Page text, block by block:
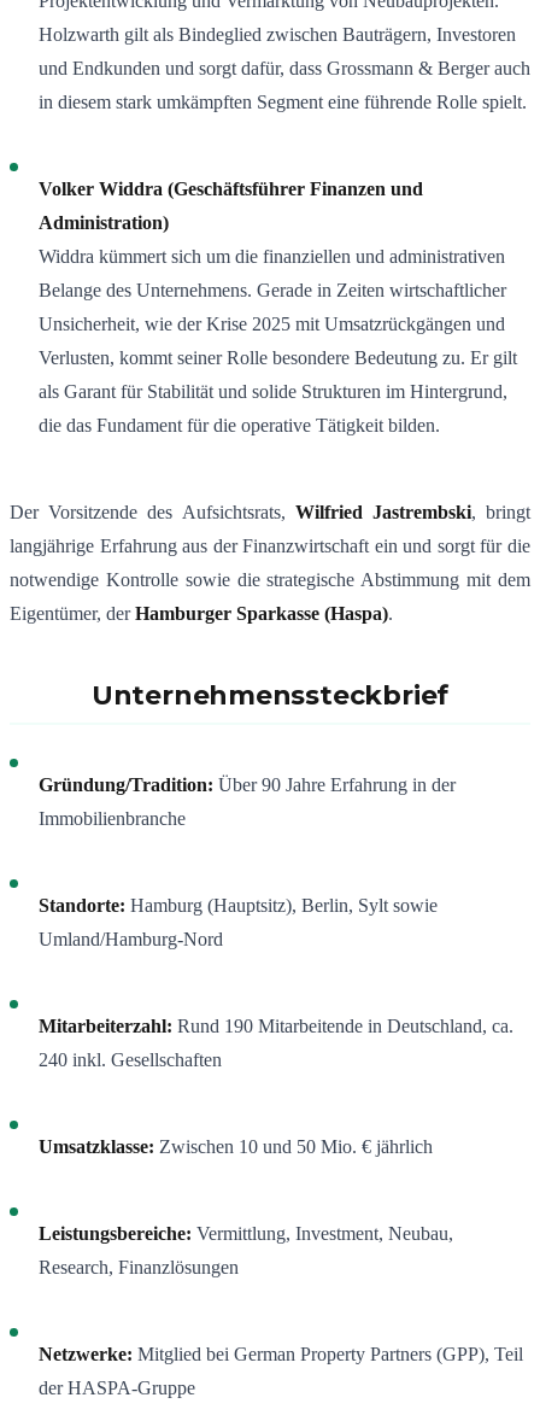
Holzwarth gilt als Bindeglied zwischen Bauträgern, Investoren
und Endkunden und sorgt dafür, dass Grossmann & Berger auch
in diesem stark umkämpften Segment eine führende Rolle spielt.
Volker Widdra (Geschäftsführer Finanzen und
Administration)
Widdra kümmert sich um die finanziellen und administrativen
Belange des Unternehmens. Gerade in Zeiten wirtschaftlicher
Unsicherheit, wie der Krise 2025 mit Umsatzrückgängen und
Verlusten, kommt seiner Rolle besondere Bedeutung zu. Er gilt
als Garant für Stabilität und solide Strukturen im Hintergrund,
die das Fundament für die operative Tätigkeit bilden.
Der Vorsitzende des Aufsichtsrats, Wilfried Jastrembski, bringt
langjährige Erfahrung aus der Finanzwirtschaft ein und sorgt für die
notwendige Kontrolle sowie die strategische Abstimmung mit dem
Eigentümer, derHamburger Sparkasse (Haspa).
Unternehmenssteckbrief
Gründung/Tradition: Über 90 Jahre Erfahrung in der
Immobilienbranche
Standorte: Hamburg (Hauptsitz), Berlin, Sylt sowie
Umland/Hamburg-Nord
Mitarbeiterzahl: Rund 190 Mitarbeitende in Deutschland, ca.
240 inkl. Gesellschaften
Umsatzklasse: Zwischen 10 und 50 Mio. € jährlich
Leistungsbereiche: Vermittlung, Investment, Neubau,
Research, Finanzlösungen
Netzwerke: Mitglied bei German Property Partners (GPP), Teil
der HASPA-Gruppe